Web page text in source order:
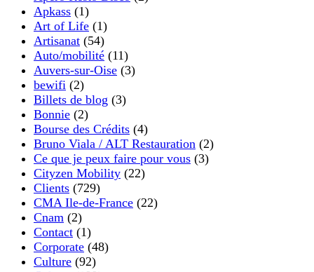
Apkass (1)
Art of Life (1)
Artisanat (54)
Auto/mobilité (11)
Auvers-sur-Oise (3)
bewifi (2)
Billets de blog (3)
Bonnie (2)
Bourse des Crédits (4)
Bruno Viala / ALT Restauration (2)
Ce que je peux faire pour vous (3)
Cityzen Mobility (22)
Clients (729)
CMA Ile-de-France (22)
Cnam (2)
Contact (1)
Corporate (48)
Culture (92)